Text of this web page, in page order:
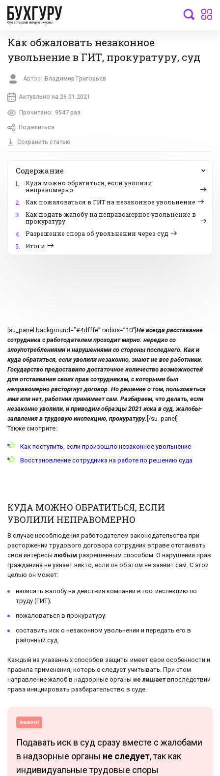
бухгалтерский интернет-журнал
Как обжаловать незаконное
увольнение в ГИТ, прокуратуру, суд
Автор: Владимир Григорьев
Актуально на 26.01.2021
Прочитано: 9547 раз
Поделиться
Сохранить статью
Содержание
1.
Куда можно обратиться, если уволили
неправомерно
2.
Как пожаловаться в ГИТ на незаконное увольнение
3.
Как подать жалобу на неправомерное увольнение в
прокуратуру
4.
Разрешение спора об увольнении через суд
5.
Итоги
[su_panel background=”#4dfffe” radius=”10″] Не всегда расставание
сотрудника с работодателем проходит мирно: нередко со
злоупотреблениями и нарушениями со стороны последнего. Как и
куда обратиться, если уволили незаконно, знают не все работники.
Государство предоставилодостаточное количество возможностей
для отстаивания своих прав сотрудникам, с которыми был
неправомерно расторгнут договор. Но решение о том, пользоваться
ими или нет, работник принимает сам. Разбираем, что делать, если
незаконно уволили, и приводим образцы 2021 иска в суд, жалобы-
заявления в трудовую инспекцию, прокуратуру. [/su_panel]
Также смотрите:
Как поступить, если произошло незаконное увольнение
Восстановление сотрудника на работе по решению суда
КУДА МОЖНО ОБРАТИТЬСЯ, ЕСЛИ
УВОЛИЛИ НЕПРАВОМЕРНО
В случае несоблюдения работодателем законодательства при
расторжении трудового договора сотрудник вправе отстаивать
свои интересылюбым разрешенным способом. О нарушении прав
гражданина не узнает никто, если он об этом не заявит сам. С этой
целью он может:
написать жалобу на действия компании в гос. инспекцию по
труду (ГИТ);
пожаловаться в прокуратуру;
составить иск о незаконном увольнении и передать его в
районный суд.
Каждый из указанных способов защиты имеет свои особенности и
правила применения, которые следует учитывать. При этом
направление жалоб в надзорные органы не лишает впоследствии
права инициировать разбирательство в суде.
важно!
Подавать иск в суд сразу вместе с жалобами
в надзорные органы не следует, так как
индивидуальные трудовые споры